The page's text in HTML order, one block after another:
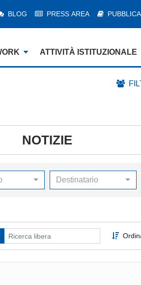
BLOG PRESS AREA
ATTIVITÀ ISTITUZIONALE
NOTIZIE
Destinatario